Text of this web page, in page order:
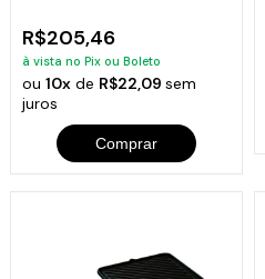
R$205,46
à vista no Pix ou Boleto
ou10x de R$22,09sem
juros
Comprar